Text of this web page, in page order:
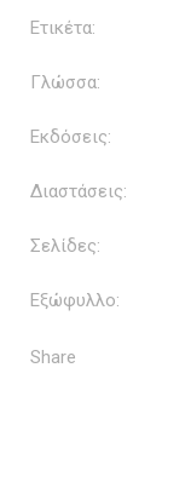
Ετικέτα:
Γλώσσα:
Εκδόσεις:
Διαστάσεις:
Σελίδες:
Εξώφυλλο:
Share